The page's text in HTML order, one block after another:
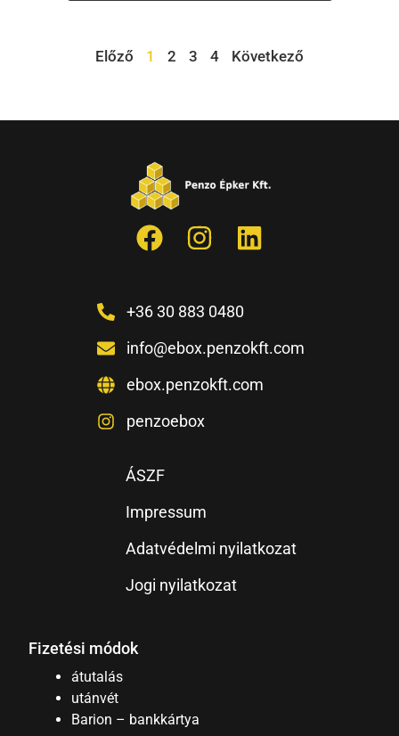
Előző 1 2 3 4 Következő
+36 30 883 0480
info@ebox.penzokft.com
ebox.penzokft.com
penzoebox
ÁSZF
Impressum
Adatvédelmi nyilatkozat
Jogi nyilatkozat
Fizetési módok
átutalás
utánvét
Barion – bankkártya